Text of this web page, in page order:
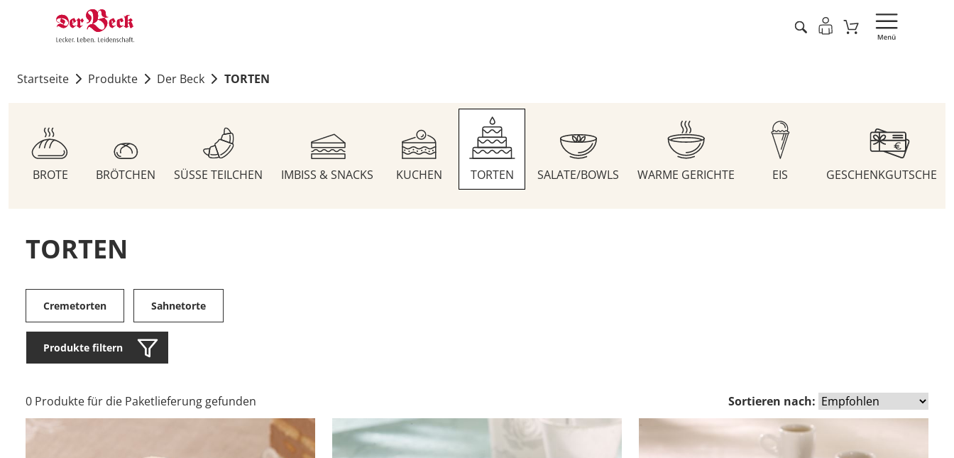
Startseite Produkte Der Beck TORTEN
BROTE BRÖTCHEN SÜSSE TEILCHEN IMBISS & SNACKS KUCHEN TORTEN SALATE/BOWLS WARME GERICHTE EIS GESCHENKGUTSCHEINE
TORTEN
Cremetorten Sahnetorte
Produkte filtern
0 Produkte für die Paketlieferung gefunden Sortieren nach: